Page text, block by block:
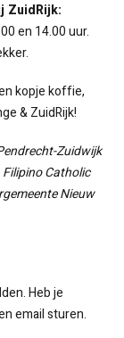
ZuidRijk:
en 14.00 uur.
kopje koffie,
& ZuidRijk!
Zuidwijk
Catholic
Nieuw
Heb je
email sturen.